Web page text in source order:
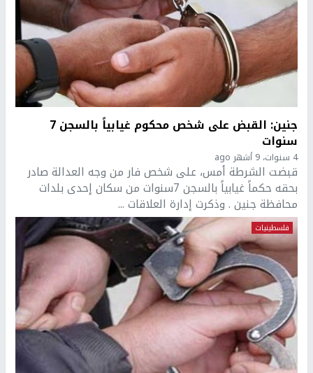
جنين: القبض على شخص محكوم غيابياً بالسجن 7
سنوات
4 سنوات، 9 أشهر ago
قبضت الشرطة أمس، على شخص فار من وجه العدالة صادر
بحقه حكماً غيابياً بالسجن 7سنوات من سكان إحدى بلدات
محافظة جنين . وذكرت إدارة العلاقات ...
فلسطينيات